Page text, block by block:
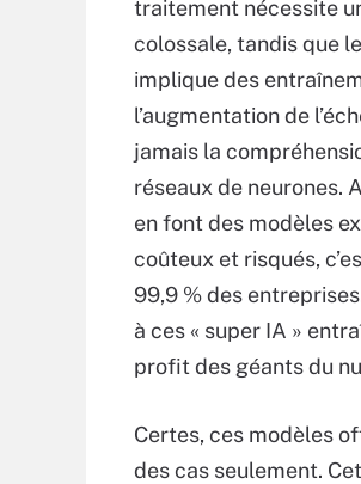
traitement nécessite
colossale, tandis que
implique des
l’augmentation de
jamais la
réseaux de neurones.
en font des modèles
coûteux et risqués,
99,9 % des
à ces « super IA »
profit des géants du
Certes, ces modèles
des cas seulement.